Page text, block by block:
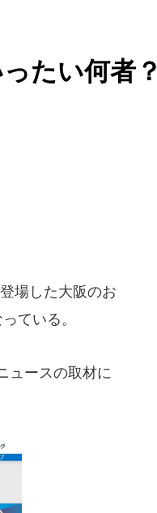
たい何者？
場した大阪のお
ている。
ュースの取材に